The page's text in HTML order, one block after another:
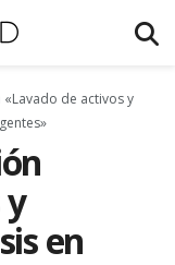
de activos y
en